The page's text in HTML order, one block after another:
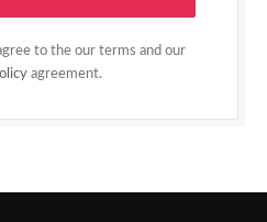
to the our terms and our
agreement.